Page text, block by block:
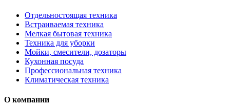
Отдельностоящая техника
Встраиваемая техника
Мелкая бытовая техника
Техника для уборки
Мойки, смесители, дозаторы
Кухонная посуда
Профессиональная техника
Климатическая техника
О компании